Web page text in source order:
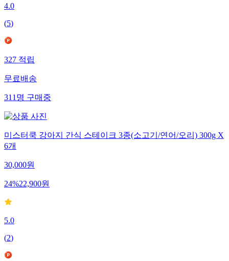
4.0
(5)
327적립
무료배송
311명구매중
미스터쿡 강아지 간식 스테이크 3종(소고기/연어/오리) 300g X
6개
30,000원
24%22,900원
5.0
(2)